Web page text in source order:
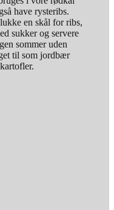
have rysteribs.
en skål for ribs,
sukker og servere
sommer uden
til som jordbær